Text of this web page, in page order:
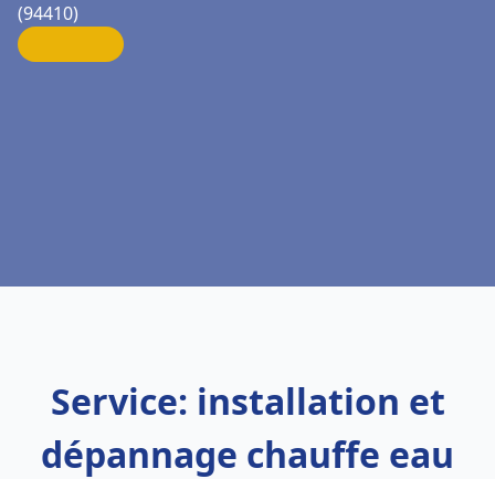
(94410)
Service: installation et
dépannage chauffe eau